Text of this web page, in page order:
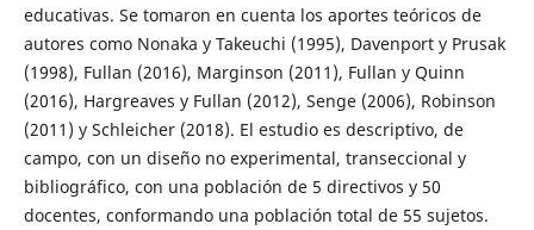
educativas. Se tomaron en cuenta los aportes teóricos de
autores como Nonaka y Takeuchi (1995), Davenport y Prusak
(1998), Fullan (2016), Marginson (2011), Fullan y Quinn
(2016), Hargreaves y Fullan (2012), Senge (2006), Robinson
(2011) y Schleicher (2018). El estudio es descriptivo, de
campo, con un diseño no experimental, transeccional y
bibliográfico, con una población de 5 directivos y 50
docentes, conformando una población total de 55 sujetos.